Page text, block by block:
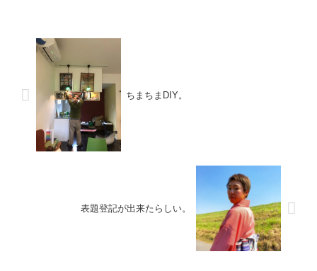
ちまちまDIY。
表題登記が出来たらしい。